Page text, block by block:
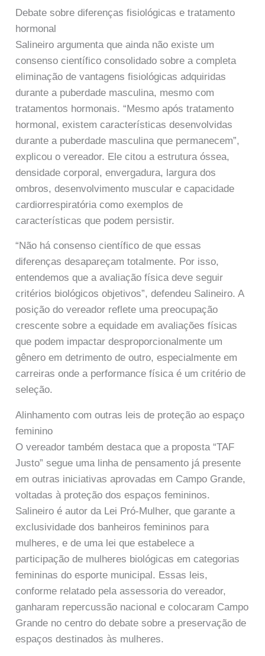
Debate sobre diferenças fisiológicas e tratamento
hormonal
Salineiro argumenta que ainda não existe um
consenso científico consolidado sobre a completa
eliminação de vantagens fisiológicas adquiridas
durante a puberdade masculina, mesmo com
tratamentos hormonais. “Mesmo após tratamento
hormonal, existem características desenvolvidas
durante a puberdade masculina que permanecem”,
explicou o vereador. Ele citou a estrutura óssea,
densidade corporal, envergadura, largura dos
ombros, desenvolvimento muscular e capacidade
cardiorrespiratória como exemplos de
características que podem persistir.
“Não há consenso científico de que essas
diferenças desapareçam totalmente. Por isso,
entendemos que a avaliação física deve seguir
critérios biológicos objetivos”, defendeu Salineiro. A
posição do vereador reflete uma preocupação
crescente sobre a equidade em avaliações físicas
que podem impactar desproporcionalmente um
gênero em detrimento de outro, especialmente em
carreiras onde a performance física é um critério de
seleção.
Alinhamento com outras leis de proteção ao espaço
feminino
O vereador também destaca que a proposta “TAF
Justo” segue uma linha de pensamento já presente
em outras iniciativas aprovadas em Campo Grande,
voltadas à proteção dos espaços femininos.
Salineiro é autor da Lei Pró-Mulher, que garante a
exclusividade dos banheiros femininos para
mulheres, e de uma lei que estabelece a
participação de mulheres biológicas em categorias
femininas do esporte municipal. Essas leis,
conforme relatado pela assessoria do vereador,
ganharam repercussão nacional e colocaram Campo
Grande no centro do debate sobre a preservação de
espaços destinados às mulheres.